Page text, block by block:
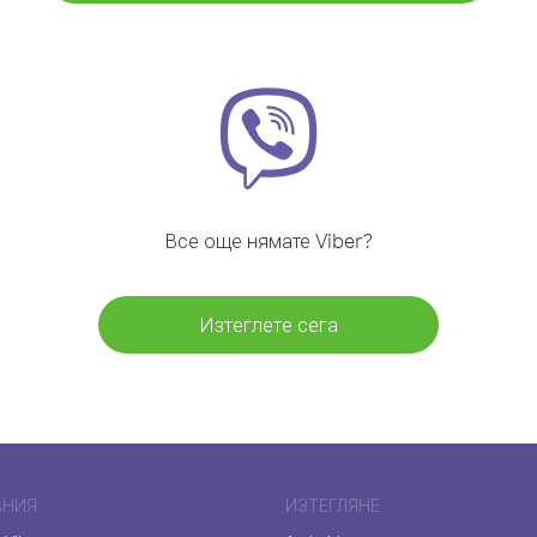
Все още нямате Viber?
Изтеглете сега
ИЗТЕГЛЯНЕ